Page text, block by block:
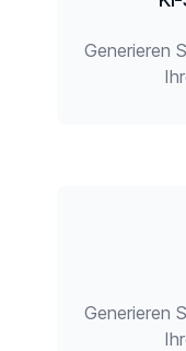
Generieren
Generieren